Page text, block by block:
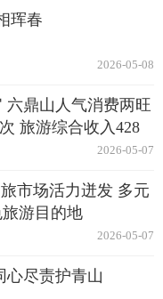
珲春
2026-05-08
六鼎山人气消费两旺
旅游综合收入428
2026-05-07
市场活力迸发 多元
游目的地
2026-05-07
心尽责护青山